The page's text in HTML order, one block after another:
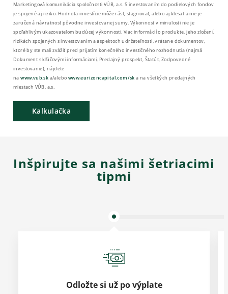
Marketingová komunikácia spoločnosti VÚB, a.s. S investovaním do podielových fondov
je spojené aj riziko. Hodnota investície môže rásť, stagnovať, alebo aj klesať a nie je
zaručená návratnosť pôvodne investovanej sumy. Výkonnosť v minulosti nie je
spoľahlivým ukazovateľom budúcej výkonnosti. Viac informácií o produkte, jeho zložení,
rizikách spojených s investovaním a aspektoch udržateľnosti, vrátane dokumentov,
ktoré by ste mali zvážiť pred prijatím konečného investičného rozhodnutia (najmä
Dokument s kľúčovými informáciami, Predajný prospekt, Štatút, Zodpovedné
investovanie), nájdete
nawww.vub.sk a/alebo www.eurizoncapital.com/sk a na všetkých predajných
miestach VÚB, a.s.
Kalkulačka
Inšpirujte sa našimi šetriacimi
tipmi
Odložte si už po výplate